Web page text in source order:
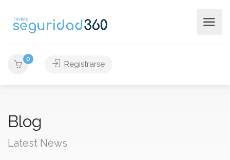
0
Registrarse
Blog
Latest News